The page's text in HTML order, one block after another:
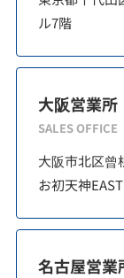
ル7階
大阪営業所
SALES OFFICE
大阪市北区曾
お初天神
名古屋営業